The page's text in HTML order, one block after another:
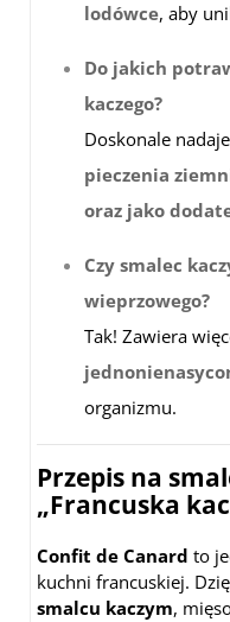
lodówce, aby
Do jakich
kaczego?
Doskonale
pieczenia
oraz jako
Czy smalec
wieprzowego?
Tak! Zawiera
organizmu.
Przepis na
„Francuska
Confit de Canard to
kuchni francuskiej.
smalcu kaczym,